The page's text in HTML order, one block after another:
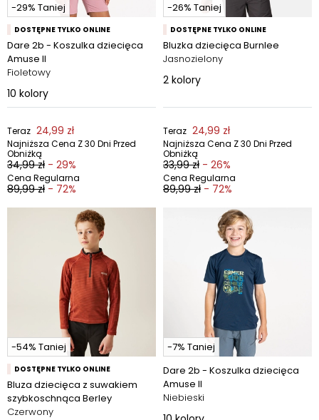
-29% Taniej
DOSTĘPNE TYLKO ONLINE
Dare 2b - Koszulka dziecięca
Amuse II
Fioletowy
10 kolory
Teraz 24,99 zł
Najniższa Cena Z 30 Dni Przed
Obniżką
34,99 zł - 29%
Cena Regularna
89,99 zł - 72%
-26% Taniej
DOSTĘPNE TYLKO ONLINE
Bluzka dziecięca Burnlee
Jasnozielony
2 kolory
Teraz 24,99 zł
Najniższa Cena Z 30 Dni Przed
Obniżką
33,99 zł - 26%
Cena Regularna
89,99 zł - 72%
-54% Taniej
DOSTĘPNE TYLKO ONLINE
Bluza dziecięca z suwakiem
szybkoschnąca Berley
Czerwony
-7% Taniej
Dare 2b - Koszulka dziecięca
Amuse II
Niebieski